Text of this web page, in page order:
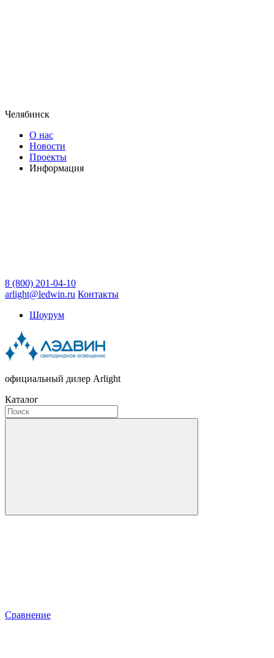
Челябинск
О нас
Новости
Проекты
Информация
8 (800) 201-04-10
arlight@ledwin.ru Контакты
Шоурум
официальный дилер Arlight
Каталог
Сравнение